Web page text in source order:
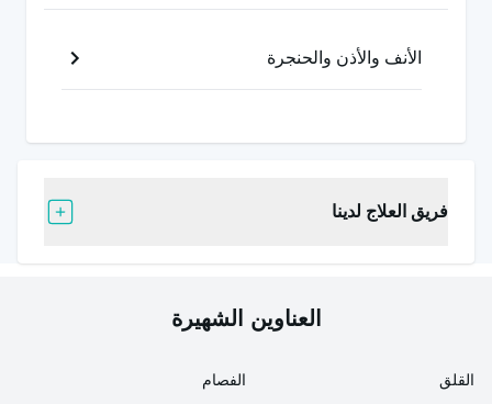
الأنف والأذن والحنجرة
فريق العلاج لدينا
العناوين الشهيرة
القلق
الفصام